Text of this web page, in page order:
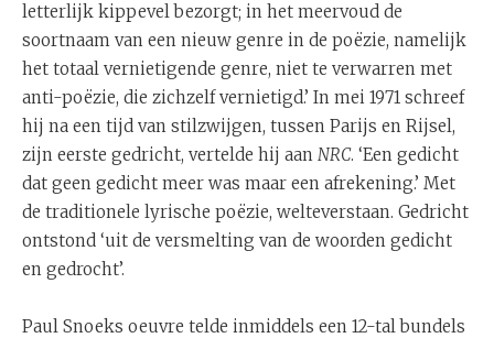
letterlijk kippevel bezorgt; in het meervoud de
soortnaam van een nieuw genre in de poëzie, namelijk
het totaal vernietigende genre, niet te verwarren met
anti-poëzie, die zichzelf vernietigd.’ In mei 1971 schreef
hij na een tijd van stilzwijgen, tussen Parijs en Rijsel,
zijn eerste gedricht, vertelde hij aan NRC. ‘Een gedicht
dat geen gedicht meer was maar een afrekening.’ Met
de traditionele lyrische poëzie, welteverstaan. Gedricht
ontstond ‘uit de versmelting van de woorden gedicht
en gedrocht’.
Paul Snoeks oeuvre telde inmiddels een 12-tal bundels